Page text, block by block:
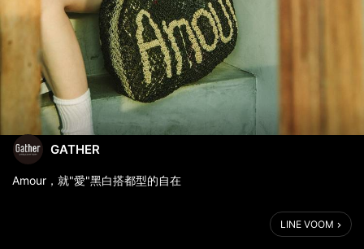
GATHER
Amour，就"愛"黑白搭都型的自在
日本是許多人解封後的旅遊首選，原因無他，不僅規劃有致的街道
隨手拍都能美得像畫報，簡約經典又不失個性美的日系風格穿搭，
LINE VOOM